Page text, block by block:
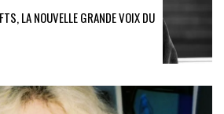
LA NOUVELLE GRANDE VOIX DU